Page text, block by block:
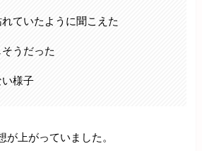
れていたように聞こえた
うだった
い様子
が上がっていました。